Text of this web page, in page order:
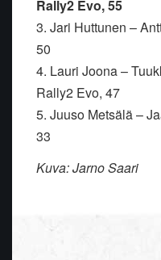
Rally2 Evo, 55
3. Jari Huttunen –
50
4. Lauri Joona –
Rally2 Evo, 47
5. Juuso Metsälä –
33
Kuva: Jarno Saari